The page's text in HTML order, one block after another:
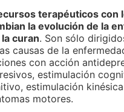
terapéuticos con
la evolución de la
curan. Son sólo
causas de la
con acción
estimulación
estimulación
motores.